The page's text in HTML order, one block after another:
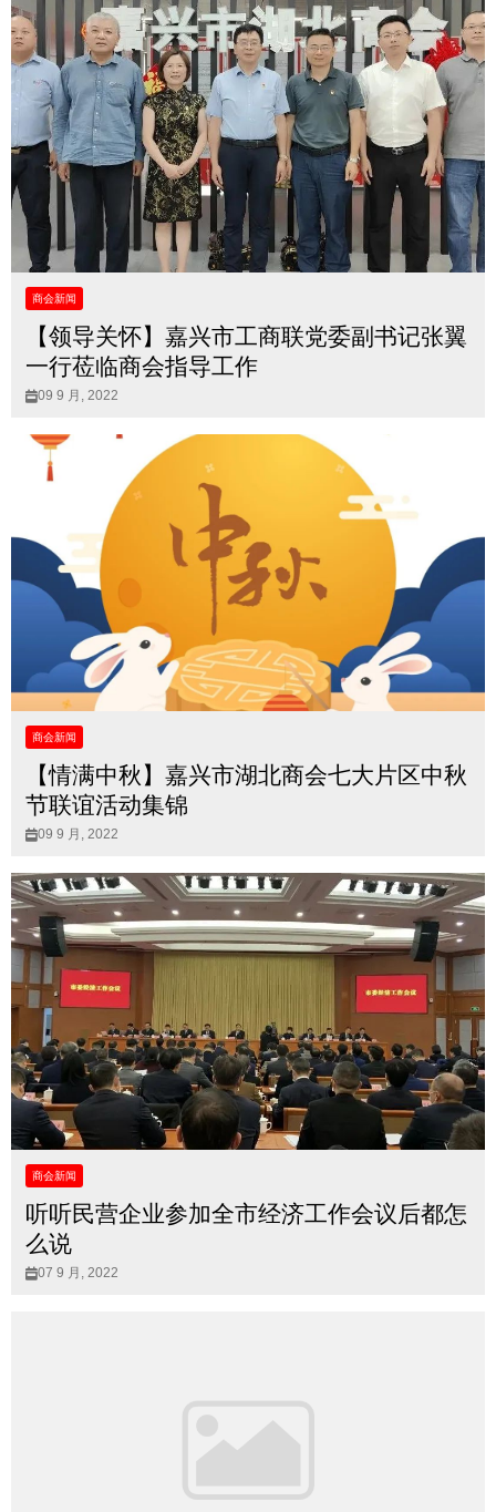
商会新闻
【领导关怀】嘉兴市工商联党委副书记张翼
一行莅临商会指导工作
09 9 月, 2022
商会新闻
【情满中秋】嘉兴市湖北商会七大片区中秋
节联谊活动集锦
09 9 月, 2022
商会新闻
听听民营企业参加全市经济工作会议后都怎
么说
07 9 月, 2022